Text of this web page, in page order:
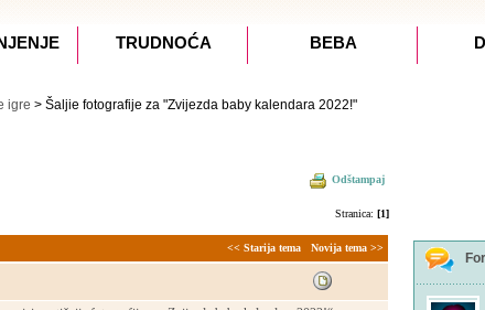
igre > Šaljie fotografije za "Zvijezda baby kalendara 2022!"
Odštampaj
Stranica: [1]
<< Starija tema Novija tema >>
TRUDNOĆA BEBA